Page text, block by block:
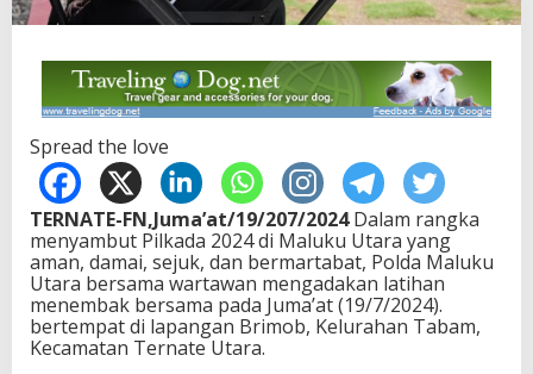
Spread the love
TERNATE-FN,Juma’at/19/207/2024Dalam rangka
menyambut Pilkada 2024 di Maluku Utara yang
aman, damai, sejuk, dan bermartabat, Polda Maluku
Utara bersama wartawan mengadakan latihan
menembak bersama pada Juma’at (19/7/2024).
bertempat di lapangan Brimob, Kelurahan Tabam,
Kecamatan Ternate Utara.